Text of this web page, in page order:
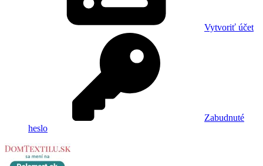
Vytvoriť účet
Zabudnuté
heslo